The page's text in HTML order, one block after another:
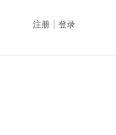
注册 登录